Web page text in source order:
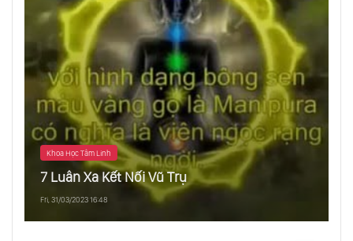
Khoa Học Tâm Linh
7 Luân Xa Kết Nối Vũ Trụ
Fri, 31/03/2023 16:48